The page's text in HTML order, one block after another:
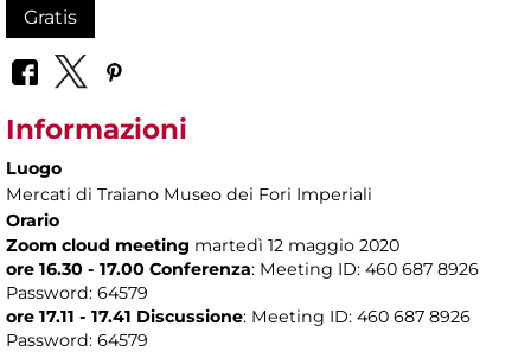
Gratis
Informazioni
Luogo
Mercati di Traiano Museo dei Fori Imperiali
Orario
Zoom cloud meeting martedì 12 maggio 2020
ore 16.30 - 17.00 Conferenza: Meeting ID: 460 687 8926
Password: 64579
ore 17.11 - 17.41 Discussione: Meeting ID: 460 687 8926
Password: 64579